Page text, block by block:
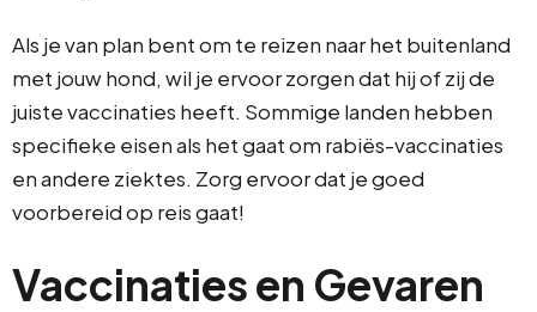
Als je van plan bent om te reizen naar het buitenland
met jouw hond, wil je ervoor zorgen dat hij of zij de
juiste vaccinaties heeft. Sommige landen hebben
specifieke eisen als het gaat om rabiës-vaccinaties
en andere ziektes. Zorg ervoor dat je goed
voorbereid op reis gaat!
Vaccinaties en Gevaren